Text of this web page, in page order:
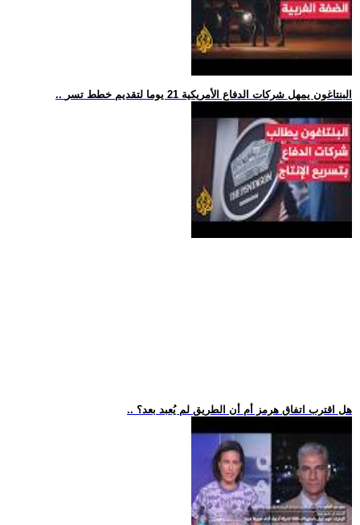
.. البنتاغون يمهل شركات الدفاع الأمريكية 21 يوما لتقديم خطط تسر
.. هل اقترب اتفاق هرمز أم أن الطريق لم يُعبد بعد؟